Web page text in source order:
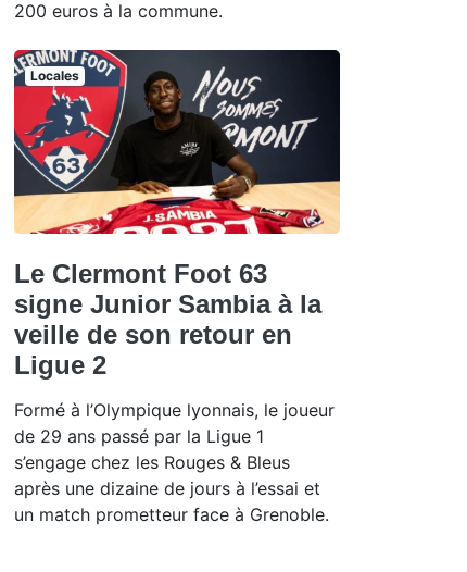
200 euros à la commune.
Locales
Le Clermont Foot 63
signe Junior Sambia à la
veille de son retour en
Ligue 2
Formé à l’Olympique lyonnais, le joueur
de 29 ans passé par la Ligue 1
s’engage chez les Rouges & Bleus
après une dizaine de jours à l’essai et
un match prometteur face à Grenoble.